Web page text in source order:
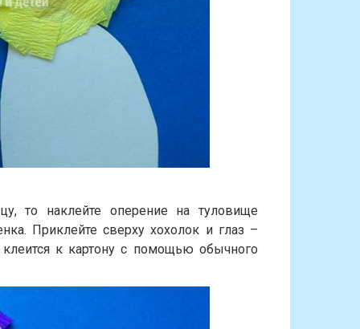
то наклейте оперение на туловище
Приклейте сверху хохолок и глаз –
к картону с помощью обычного